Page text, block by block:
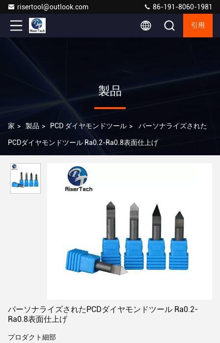
risertool@outlook.com 86-191-8060-1981
引用
製品
家 > 製品 > PCD ダイヤモンドツール > パーソナライズされた
PCDダイヤモンドツール Ra0.2-Ra0.8表面仕上げ
パーソナライズされたPCDダイヤモンドツール Ra0.2-
Ra0.8表面仕上げ
プロダクト細部